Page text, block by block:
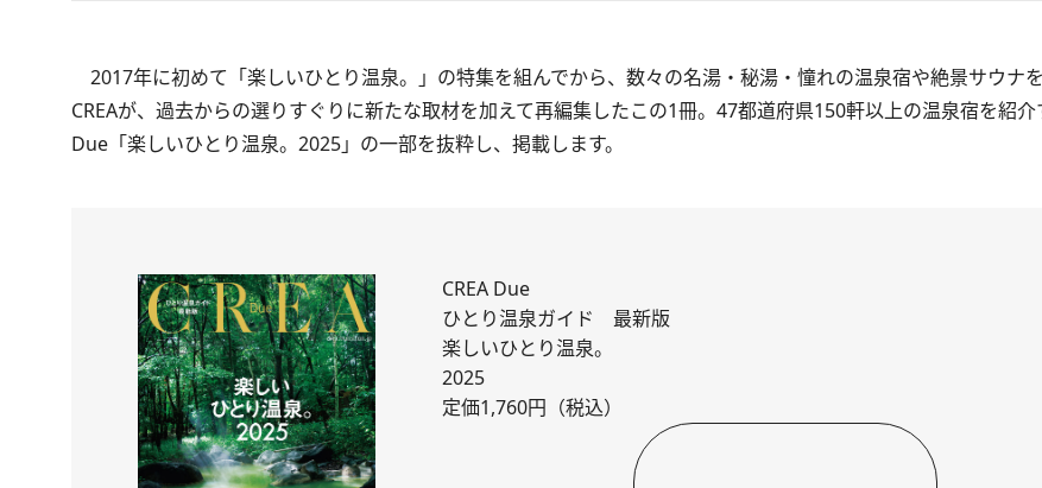
2017年に初めて「楽しいひとり温泉。」の特集を組んでから、数々の名湯・秘湯・憧れの温泉宿や絶景サウナ
CREAが、過去からの選りすぐりに新たな取材を加えて再編集したこの1冊。47都道府県150軒以上の温泉宿を紹介
Due「楽しいひとり温泉。2025」 の一部を抜粋し、掲載します。
CREA Due
ひとり温泉ガイド 最新版
楽しいひとり温泉。
2025
定価1,760円（税込）